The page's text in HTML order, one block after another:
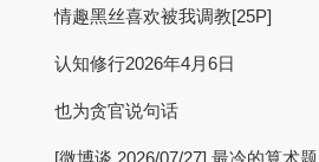
情趣黑丝喜欢被我调教[25P]
认知修行2026年4月6日
也为贪官说句话
[微博谈 2026/07/27] 最冷的算术题